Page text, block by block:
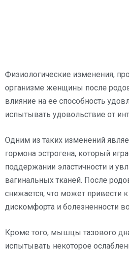
Физиологические изменения,
организме женщины после
влияние на ее способность
испытывать удовольствие от
Одним из таких изменений
гормона эстрогена, который
поддержании эластичности и
вагинальных тканей. После
снижается, что может привести
дискомфорта и болезненности
Кроме того, мышцы тазового
испытывать некоторое